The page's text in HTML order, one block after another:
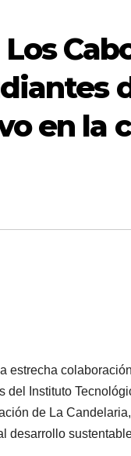
en la
estrecha
Instituto
de La
desarrollo